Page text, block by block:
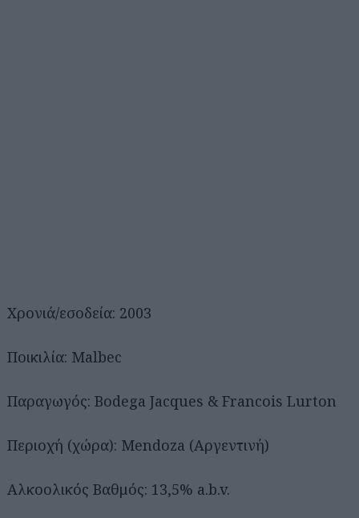
Χρονιά/εσοδεία: 2003
Ποικιλία: Malbec
Παραγωγός: Bodega Jacques & Francois Lurton
Περιοχή (χώρα): Mendoza (Αργεντινή)
Αλκοολικός Βαθμός: 13,5% a.b.v.